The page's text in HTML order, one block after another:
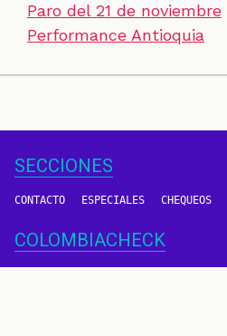
Paro del 21 de noviembre
Performance Antioquia
SECCIONES
CONTACTO ESPECIALES CHEQUEOS
COLOMBIACHECK